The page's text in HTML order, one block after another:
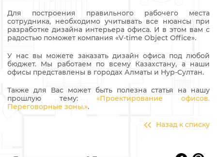
Для построения правильного рабочего места
сотрудника, необходимо учитывать все нюансы при
разработке дизайна интерьера офиса. И в этом вам с
радостью поможет компания «V-time Object Office».
У нас вы можете заказать дизайн офиса под любой
бюджет. Мы работаем по всему Казахстану, а наши
офисы представлены в городах Алматы и Нур-Султан.
Также для Вас может быть полезна статья на нашу
прошлую тему: «Проектирование офисов.
Переговорные зоны.».
Назад к списку